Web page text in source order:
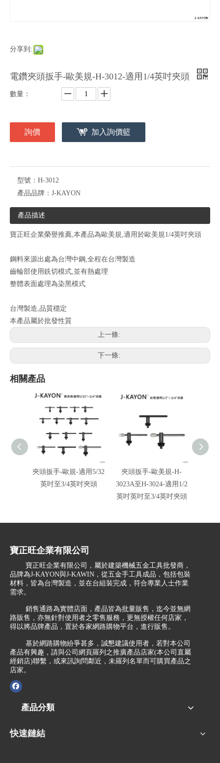
分享到:
電鑽夾頭扳手-歐美規-H-3012-適用1/4英吋夾頭
數量：
詢價 加入詢價籃
型號： H-3012
產品品牌： J-KAYON
產品描述
寶正旺企業榮譽推薦,本產品為歐美規,適用於歐美規1/4英吋夾頭
鋼料來源出處為台灣中鋼,全程在台灣製造
齒輪部使用銑切模式,並有熱處理
整體表面處理為染黑模式
台灣製造,品質穩定
本產品屬於批發性質
上一條:
下一條:
相關產品
夾頭扳手-歐規-適用5/32
英吋至3/4英吋夾頭
夾頭扳手-歐美規-H-
3023A至H-3024-適用1/2
英吋英吋至3/4英吋夾頭
寶正旺企業有限公司
寶正旺企業有限公司，屬於建築機械五金工具批發商，
品牌為J-KAYON與J-KAWIN，從五金手工具成品，包括包裝
材料，皆為台灣製造，並在台組裝完成，符合專業人士作業
需求。
銷售通路為實體店面，產品皆為批量販售，迄今並無網
路販售，亦無針對使用者之零售服務，更無授權任何店家，
得以將品牌產品，置於各家網路購物平台，進行販售。
基於網路購物紛爭甚多，誠懇建議使用者，若對本公司
產品有興趣，請與公司網頁羅列之推廣產品店家(本公司直屬
經銷店)聯繫，或來訊詢問鄰近，未羅列名單而可購買產品之
店家。
產品分類
快速鏈結